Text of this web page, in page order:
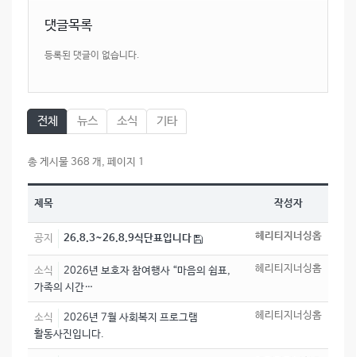
댓글목록
등록된 댓글이 없습니다.
전체 뉴스 소식 기타
총 게시물 368 개, 페이지 1
제목 작성자
공지 26.8.3~26.8.9식단표입니다 헤리티지너싱홈
소식
2026년 보호자 참여행사 “마음의 쉼표,
가족의 시간…
헤리티지너싱홈
소식
2026년 7월 사회복지 프로그램
활동사진입니다.
헤리티지너싱홈